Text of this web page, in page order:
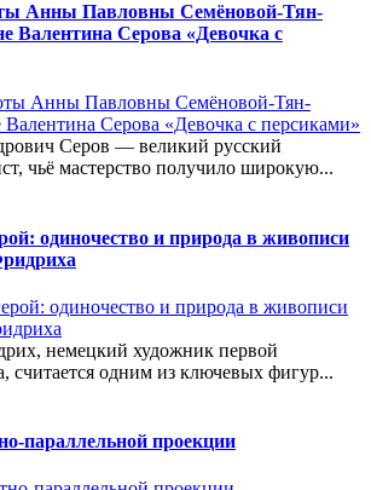
Анны Павловны Семёновой-Тян-
Валентина Серова «Девочка с
Серов — великий русский
чьё мастерство получило широкую...
одиночество и природа в живописи
немецкий художник первой
считается одним из ключевых фигур...
параллельной проекции